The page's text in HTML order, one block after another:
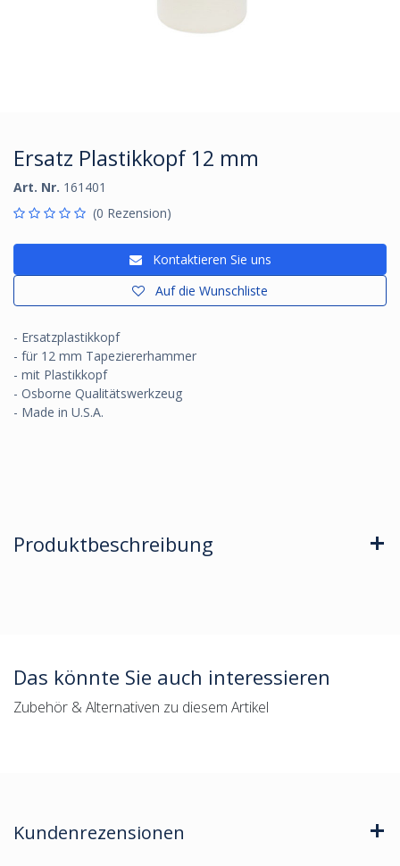
Ersatz Plastikkopf 12 mm
Art. Nr. 161401
(0 Rezension)
Kontaktieren Sie uns
Auf die Wunschliste
- Ersatzplastikkopf
- für 12 mm Tapeziererhammer
- mit Plastikkopf
- Osborne Qualitätswerkzeug
- Made in U.S.A.
Produktbeschreibung
Das könnte Sie auch interessieren
Zubehör & Alternativen zu diesem Artikel
Kundenrezensionen